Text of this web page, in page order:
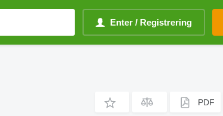
Enter / Registrering
PDF